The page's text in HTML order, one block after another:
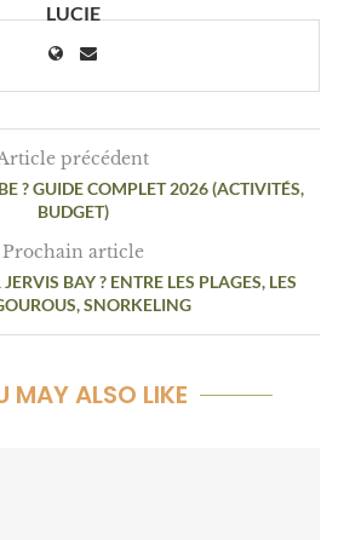
LUCIE
précédent
? GUIDE COMPLET 2026 (ACTIVITÉS,
BUDGET)
Prochain article
BAY ? ENTRE LES PLAGES, LES
SNORKELING
MAY ALSO LIKE